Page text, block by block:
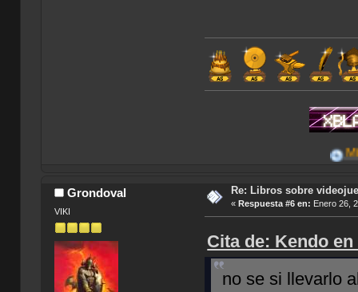
Mis Aportes
Grondoval
VIKI
Re: Libros sobre
« Respuesta #6 en: Enero 26,
Cita de: Kendo
no se si llevarlo